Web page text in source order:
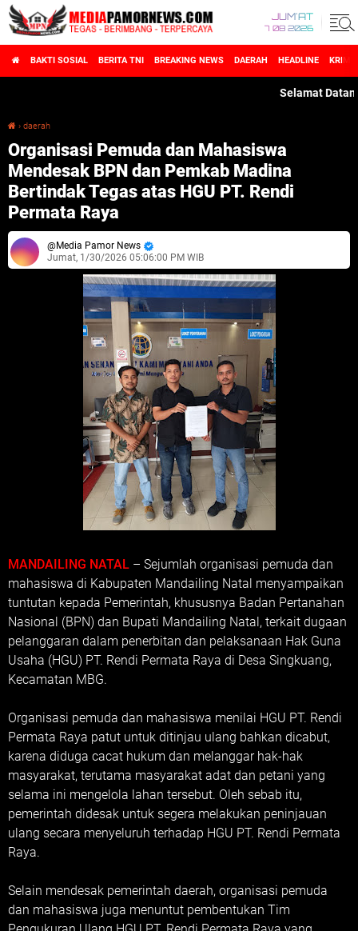
JUM'AT
7 08 2026
BAKTI SOSIAL BERITA TNI BREAKING NEWS DAERAH HEADLINE
Selamat Datang di
› daerah
Organisasi Pemuda dan Mahasiswa
Mendesak BPN dan Pemkab Madina
Bertindak Tegas atas HGU PT. Rendi
Permata Raya
Media Pamor News
Jumat, 1/30/2026 05:06:00 PM WIB
MANDAILING NATAL – Sejumlah organisasi pemuda dan
mahasiswa di Kabupaten Mandailing Natal menyampaikan
tuntutan kepada Pemerintah, khususnya Badan Pertanahan
Nasional (BPN) dan Bupati Mandailing Natal, terkait dugaan
pelanggaran dalam penerbitan dan pelaksanaan Hak Guna
Usaha (HGU) PT. Rendi Permata Raya di Desa Singkuang,
Kecamatan MBG.
Organisasi pemuda dan mahasiswa menilai HGU PT. Rendi
Permata Raya patut untuk ditinjau ulang bahkan dicabut,
karena diduga cacat hukum dan melanggar hak-hak
masyarakat, terutama masyarakat adat dan petani yang
selama ini mengelola lahan tersebut. Oleh sebab itu,
pemerintah didesak untuk segera melakukan peninjauan
ulang secara menyeluruh terhadap HGU PT. Rendi Permata
Raya.
Selain mendesak pemerintah daerah, organisasi pemuda
dan mahasiswa juga menuntut pembentukan Tim